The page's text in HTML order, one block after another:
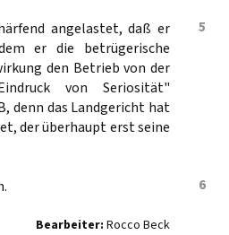
5
angelastet, daß er
er die betrügerische
den Betrieb von der
von Seriosität"
denn das Landgericht hat
der überhaupt erst seine
6
Bearbeiter: Rocco Beck